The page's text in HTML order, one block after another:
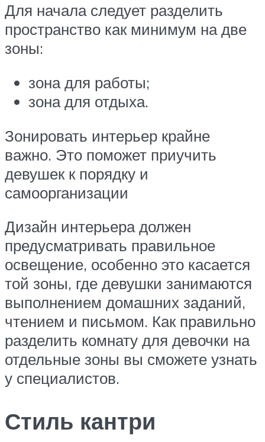
Для начала следует разделить
пространство как минимум на две
зоны:
зона для работы;
зона для отдыха.
Зонировать интерьер крайне
важно. Это поможет приучить
девушек к порядку и
самоорганизации
Дизайн интерьера должен
предусматривать правильное
освещение, особенно это касается
той зоны, где девушки занимаются
выполнением домашних заданий,
чтением и письмом. Как правильно
разделить комнату для девочки на
отдельные зоны вы сможете узнать
у специалистов.
Стиль кантри